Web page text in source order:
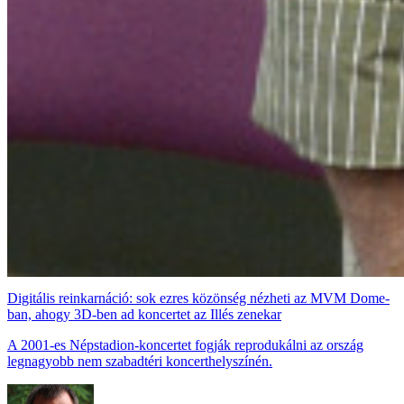
Digitális reinkarnáció: sok ezres közönség nézheti az MVM Dome-
ban, ahogy 3D-ben ad koncertet az Illés zenekar
A 2001-es Népstadion-koncertet fogják reprodukálni az ország
legnagyobb nem szabadtéri koncerthelyszínén.